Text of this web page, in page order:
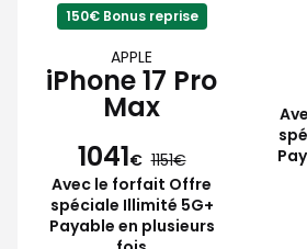
150€ Bonus reprise
APPLE
iPhone 17 Pro
Max
1041€ 1151
Avec le forfait Offre
spéciale Illimité 5G+
Payable en plusieurs